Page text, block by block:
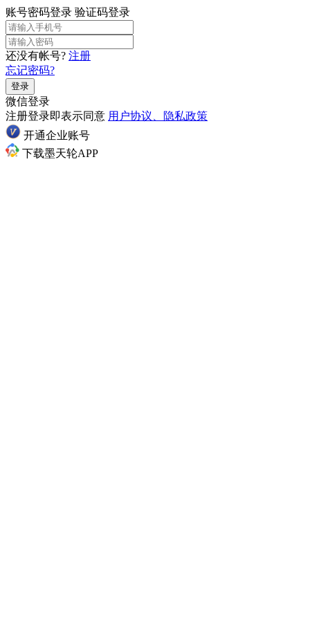
账号密码登录 验证码登录
还没有帐号? 注册
忘记密码?
登录
微信登录
注册登录即表示同意 用户协议、隐私政策
开通企业账号
下载墨天轮APP